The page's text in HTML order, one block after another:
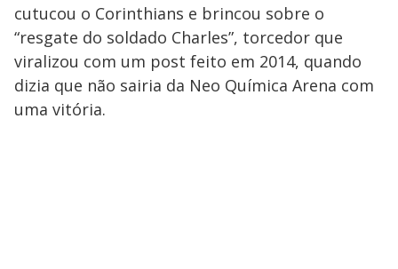
cutucou o Corinthians e brincou sobre o
“resgate do soldado Charles”, torcedor que
viralizou com um post feito em 2014, quando
dizia que não sairia da Neo Química Arena com
uma vitória.